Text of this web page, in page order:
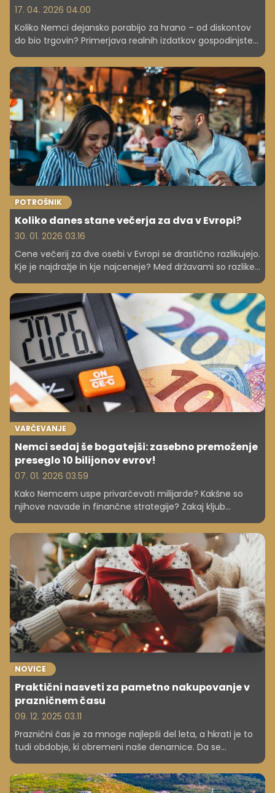
17. 04. 2026 04.00
Koliko Nemci dejansko porabijo za hrano – od diskontov
do bio trgovin? Primerjava realnih izdatkov gospodinjstev
v Nemčiji in Sloveniji ter razlogi za velike razlike v cenah.
POTROŠNIK
Koliko danes stane večerja za dva v Evropi?
30. 01. 2026 03.16
Cene večerij za dve osebi v Evropi se drastično razlikujejo.
Kje je najdražje in kje najceneje? Med državami so razlike
velike. Kje je Slovenija?
VARČEVANJE
Nemci sedaj še bogatejši: zasebno premoženje
preseglo 10 bilijonov evrov!
07. 01. 2026 03.59
Kako Nemcem uspe privarčevati milijarde? Kakšne so
njihove navade in finančne strategije? Zakaj kljub
negotovostim in dvomu v delnice dosegajo rekordne
prihranke in kaj se lahko naučimo iz njihovega pristopa.
NOVICE
Praktični nasveti za pametno nakupovanje v
prazničnem času
09. 12. 2025 03.11
Praznični čas je za mnoge najlepši del leta, a hkrati je to
tudi obdobje, ki obremeni naše denarnice. Da se
kako med prazniki nakupovati pametno in varčno.